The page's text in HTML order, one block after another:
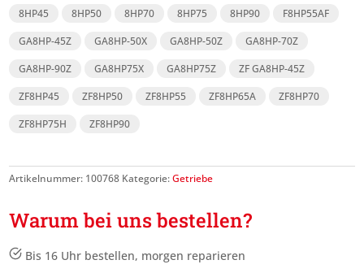
8HP45 8HP50 8HP70 8HP75 8HP90
F8HP55AF
GA8HP-45Z
GA8HP-50X GA8HP-50Z
GA8HP-70Z
GA8HP-90Z
GA8HP75X GA8HP75Z
ZF GA8HP-45Z
ZF8HP45
ZF8HP50 ZF8HP55 ZF8HP65A
ZF8HP70
ZF8HP75H
ZF8HP90
Artikelnummer: 100768 Kategorie:Getriebe
Warum bei uns bestellen?
Bis 16 Uhr bestellen, morgen reparieren